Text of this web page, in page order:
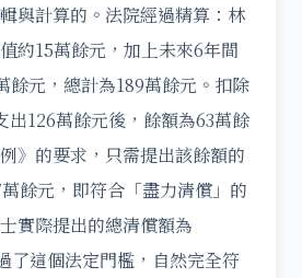
與計算的。法院經過精算：林
約15萬餘元，加上未來6年間
餘元，總計為189萬餘元。扣除
出126萬餘元後，餘額為63萬餘
》的要求，只需提出該餘額的
餘元，即符合「盡力清償」的
實際提出的總清償額為
了這個法定門檻，自然完全符